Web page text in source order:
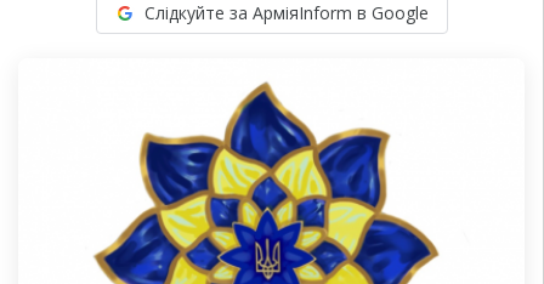
Слідкуйте за АрміяInform в Google